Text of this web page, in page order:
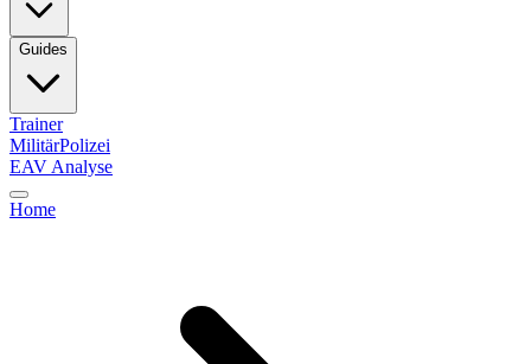
Guides
Trainer
MilitärPolizei
EAV Analyse
Home